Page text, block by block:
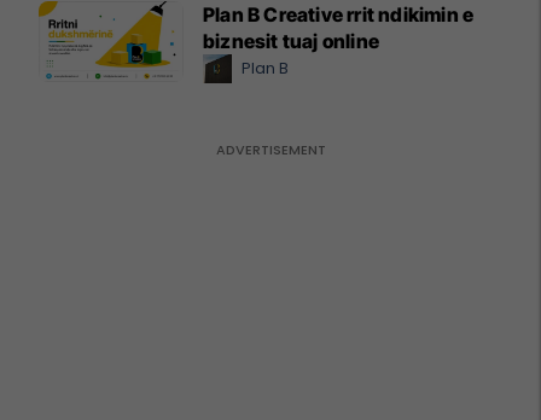
Plan B Creative rrit ndikimin e
biznesit tuaj online
Plan B